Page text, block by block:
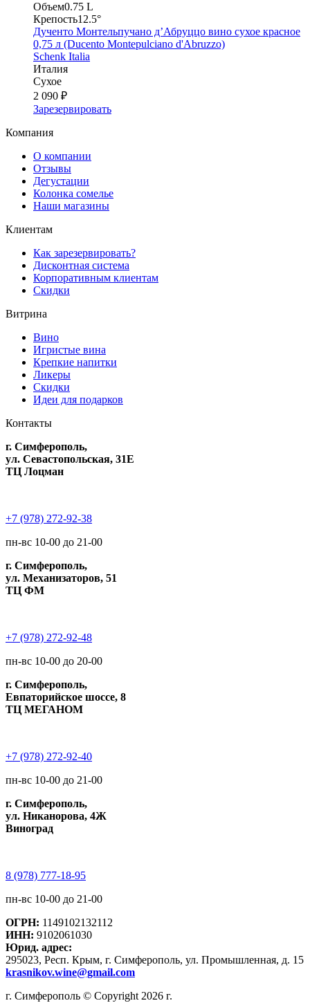
Объем0.75 L
Крепость12.5°
Дученто Монтельпучано д’Абруццо вино сухое красное
0,75 л (Ducento Montepulciano d'Abruzzo)
Schenk Italia
Италия
Сухое
2 090 ₽
Зарезервировать
Компания
О компании
Отзывы
Дегустации
Колонка сомелье
Наши магазины
Клиентам
Как зарезервировать?
Дисконтная система
Корпоративным клиентам
Скидки
Витрина
Вино
Игристые вина
Крепкие напитки
Ликеры
Скидки
Идеи для подарков
Контакты
г. Симферополь,
ул. Севастопольская, 31Е
ТЦ Лоцман
+7 (978) 272-92-38
пн-вс 10-00 до 21-00
г. Симферополь,
ул. Механизаторов, 51
ТЦ ФМ
+7 (978) 272-92-48
пн-вс 10-00 до 20-00
г. Симферополь,
Евпаторийское шоссе, 8
ТЦ МЕГАНОМ
+7 (978) 272-92-40
пн-вс 10-00 до 21-00
г. Симферополь,
ул. Никанорова, 4Ж
Виноград
8 (978) 777-18-95
пн-вс 10-00 до 21-00
ОГРН: 1149102132112
ИНН: 9102061030
Юрид. адрес:
295023, Респ. Крым, г. Симферополь, ул. Промышленная, д. 15
krasnikov.wine@gmail.com
г. Симферополь © Copyright 2026 г.